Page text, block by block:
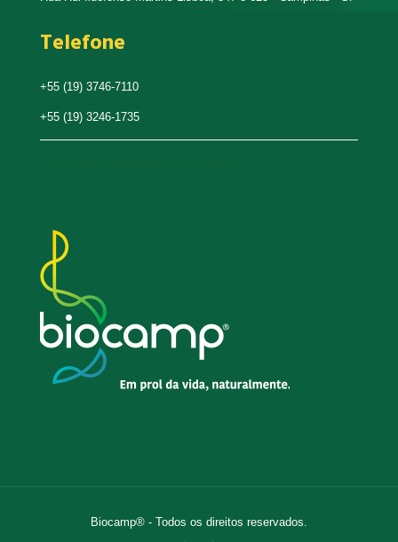
Telefone
+55 (19) 3746-7110
+55 (19) 3246-1735
Biocamp® - Todos os direitos reservados.